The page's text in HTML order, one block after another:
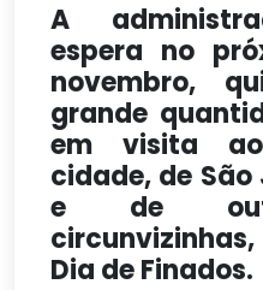
A
espera no
novembro,
grande
em visita
cidade, de São
e de
Dia de Finados.